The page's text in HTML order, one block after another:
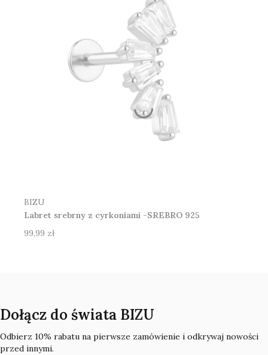
Labret srebrny z cyrkoniami -SREBRO 925
Producent
BIZU
Cena
99,99 zł
Dołącz do świata BIZU
Odbierz 10% rabatu na pierwsze zamówienie i odkrywaj nowości
przed innymi.